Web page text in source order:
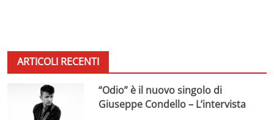
ARTICOLI RECENTI
“Odio” è il nuovo singolo di
Giuseppe Condello – L’intervista